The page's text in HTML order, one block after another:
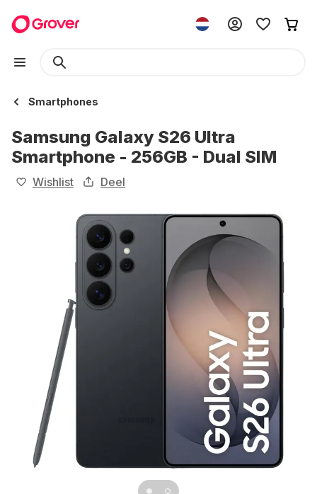
Smartphones
Samsung Galaxy S26 Ultra
Smartphone - 256GB - Dual SIM
Wishlist Deel